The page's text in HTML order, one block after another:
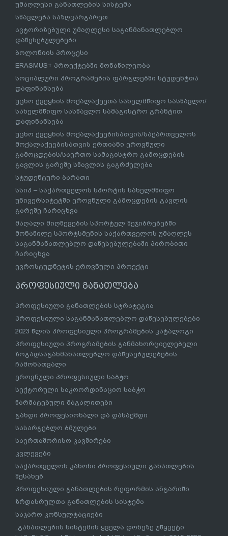
უმაღლესი განათლების სისტემა
სწავლება საზღვარგარეთ
ავტორიზებული უმაღლესი საგანმანათლებლო
დაწესებულებები
ბოლონიის პროცესი
ERASMUS+ პროექტებში მონაწილეობა
სოციალური პროგრამების ფარგლებში სტუდენტთა
დაფინანსება
უცხო ქვეყნის მოქალაქეეთა სახელმწიფო სასწავლო/
სახელმწიფო სასწავლო სამაგისტრო გრანტით
დაფინანსება
უცხო ქვეყნის მოქალაქეებისათვის/საქართველოს
მოქალაქეებისათვის ერთიანი ეროვნული
გამოცდების/საერთო სამაგისტრო გამოცდების
გავლის გარეშე სწავლის გაგრძელება
სტუდენტური ბარათი
სსიპ – საქართველოს სპორტის სახელმწიფო
უნივერსიტეტში ეროვნული გამოცდების გავლის
გარეშე ჩარიცხვა
მაღალი მიღწევების სპორტულ შეჯიბრებებში
მონაწილე სპორტსმენის საქართველოს უმაღლეს
საგანმანათლებლო დაწესებულებაში პირობითი
ჩარიცხვა
ევროსტუდნეტის ეროვნული პროექტი
პროფესიული განათლება
პროფესიული განათლების სტრატეგია
პროფესიული საგანმანათლებლო დაწესებულებები
2023 წლის პროფესიული პროგრამების კატალოგი
პროფესიული პროგრამების განმახორციელებელი
ზოგადსაგანმანათლებლო დაწესებულებების
ჩამონათვალი
ეროვნული პროფესიული საბჭო
სექტორული საკოორდინაციო საბჭო
წარმატებული მაგალითები
გახდი პროფესიონალი და დასაქმდი
სასარგებლო ბმულები
საერთაშორისო კავშირები
კვლევები
საქართველოს კანონი პროფესიული განათლების
შესახებ
პროფესიული განათლების რეფორმის ანგარიში
ზრდასრულთა განათლების სისტემა
საჯარო კონსულტაციები
„განათლების სისტემის ყველა დონეზე უწყვეტი